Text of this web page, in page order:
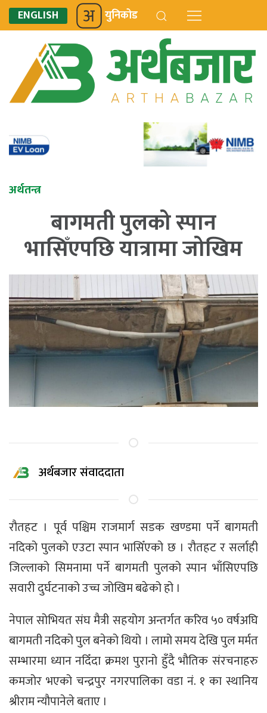
ENGLISH युनिकोड
अर्थतन्त्र
बागमती पुलको स्पान
भासिँएपछि यात्रामा जोखिम
अर्थबजार संवाददाता
रौतहट । पूर्व पश्चिम राजमार्ग सडक खण्डमा पर्ने बागमती
नदिको पुलको एउटा स्पान भासिँएको छ । रौतहट र सर्लाही
जिल्लाको सिमनामा पर्ने बागमती पुलको स्पान भाँसिएपछि
सवारी दुर्घटनाको उच्च जोखिम बढेको हो ।
नेपाल सोभियत संघ मैत्री सहयोग अन्तर्गत करिव ५० वर्षअघि
बागमती नदिको पुल बनेको थियो । लामो समय देखि पुल मर्मत
सम्भारमा ध्यान नदिँदा क्रमश पुरानो हुँदै भौतिक संरचनाहरु
कमजोर भएको चन्द्रपुर नगरपालिका वडा नं. १ का स्थानिय
श्रीराम न्यौपानेले बताए ।